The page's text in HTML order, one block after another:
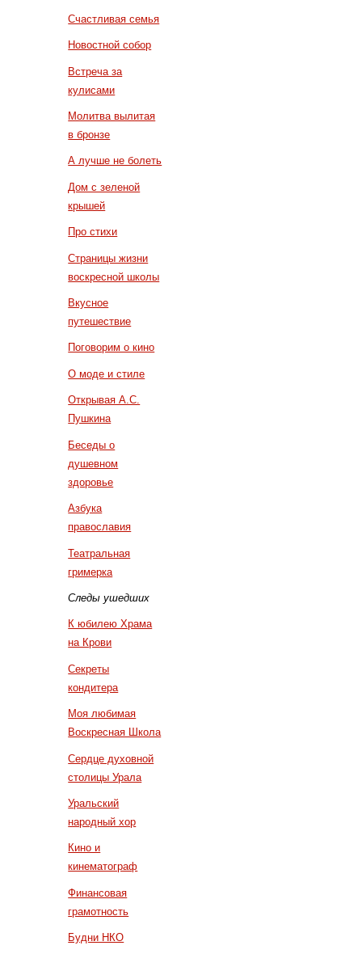
Счастливая семья
Новостной собор
Встреча за
кулисами
Молитва вылитая
в бронзе
А лучше не болеть
Дом с зеленой
крышей
Про стихи
Страницы жизни
воскресной школы
Вкусное
путешествие
Поговорим о кино
О моде и стиле
Открывая А.С.
Пушкина
Беседы о
душевном
здоровье
Азбука
православия
Театральная
гримерка
Следы ушедших
К юбилею Храма
на Крови
Секреты
кондитера
Моя любимая
Воскресная Школа
Сердце духовной
столицы Урала
Уральский
народный хор
Кино и
кинематограф
Финансовая
грамотность
Будни НКО